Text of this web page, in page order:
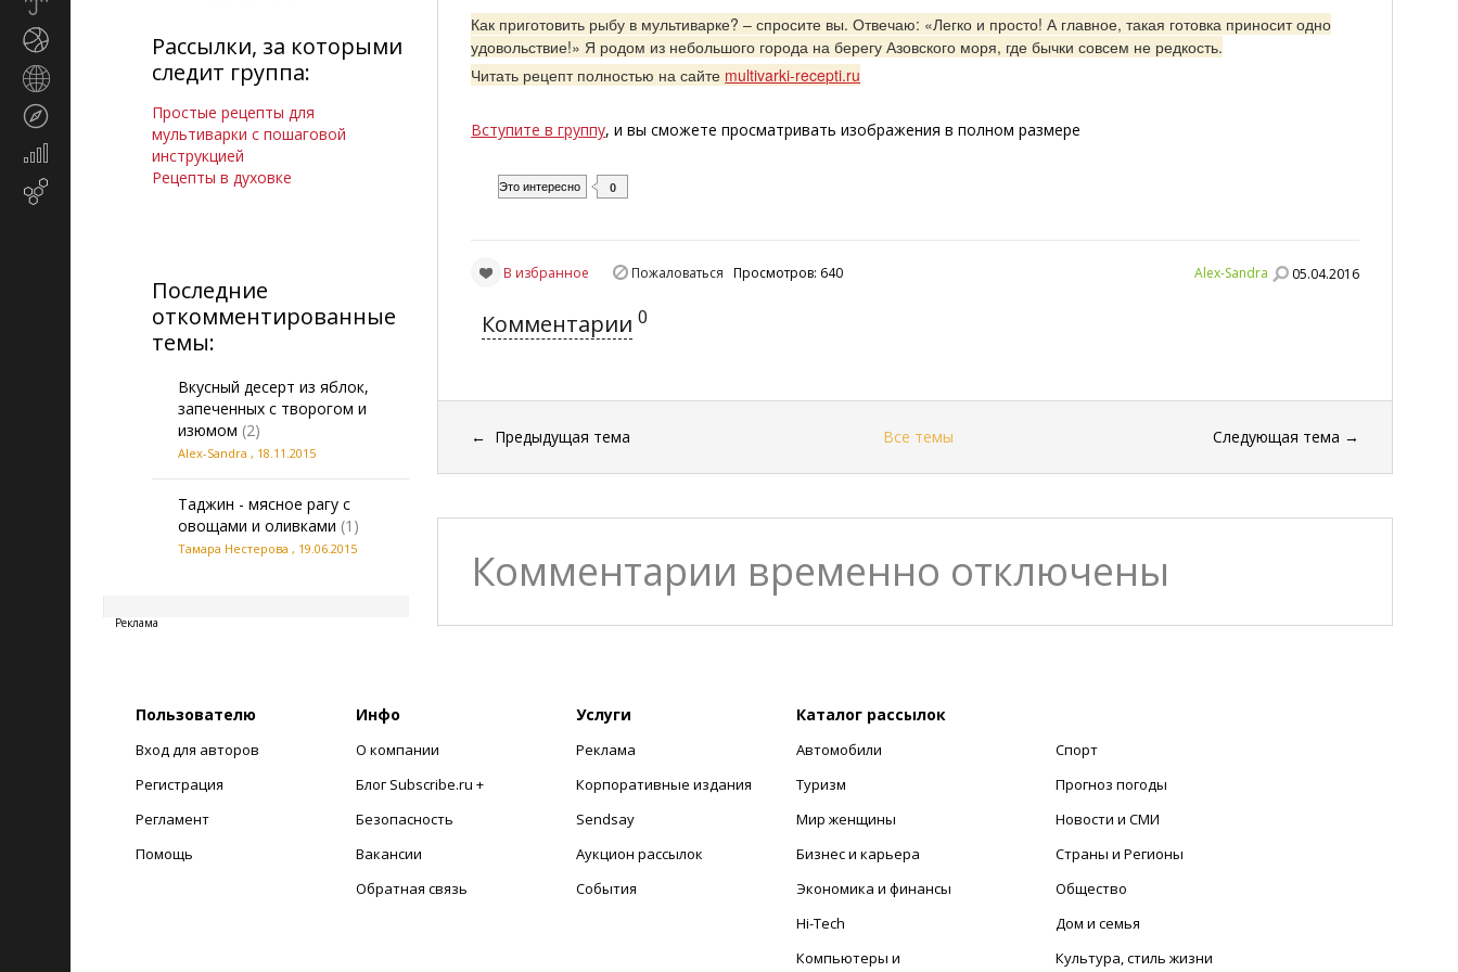
Экономика
Рассылки, за которыми
следит группа:
Простые рецепты для
мультиварки с пошаговой
инструкцией
Рецепты в духовке
Последние
откомментированные
темы:
Вкусный десерт из яблок,
запеченных с творогом и
изюмом (2)
Alex-Sandra , 18.11.2015
Таджин - мясное рагу с
овощами и оливками (1)
Тамара Нестерова , 19.06.2015
Реклама
Как приготовить рыбу в мультиварке? – спросите вы. Отвечаю: «Легко и просто! А главное, такая готовка приносит одно
удовольствие!» Я родом из небольшого города на берегу Азовского моря, где бычки совсем не редкость.
Читать рецепт полностью на сайте multivarki-recepti.ru
Вступите в группу, и вы сможете просматривать изображения в полном размере
Это интересно 0
Alex-Sandra 05.04.2016
В избранное Пожаловаться Просмотров: 640
Комментарии 0
← Предыдущая тема Все темы Следующая тема →
Комментарии временно отключены
Пользователю
Вход для авторов
Регистрация
Регламент
Помощь
Инфо
О компании
Блог Subscribe.ru +
Безопасность
Вакансии
Обратная связь
Услуги
Реклама
Корпоративные издания
Sendsay
Аукцион рассылок
События
Каталог рассылок
Автомобили
Туризм
Мир женщины
Бизнес и карьера
Экономика и финансы
Hi-Tech
Компьютеры и
Спорт
Прогноз погоды
Новости и СМИ
Страны и Регионы
Общество
Дом и семья
Культура, стиль жизни